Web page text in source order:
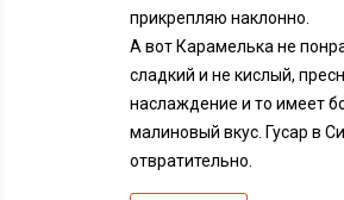
прикрепляю наклонно.
А вот Карамелька не
сладкий и не кислый,
наслаждение и то имеет
малиновый вкус. Гусар в
отвратительно.